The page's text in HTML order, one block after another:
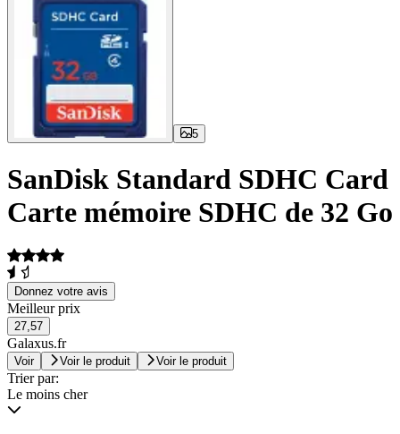
5
SanDisk Standard SDHC Card
Carte mémoire SDHC de 32 Go
Donnez votre avis
Meilleur prix
27,57
Galaxus.fr
Voir Voir le produit Voir le produit
Trier par:
Le moins cher